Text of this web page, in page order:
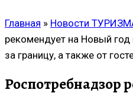
Главная » Новости
рекомендует на Новый
за границу, а также от
Роспотребнадзор